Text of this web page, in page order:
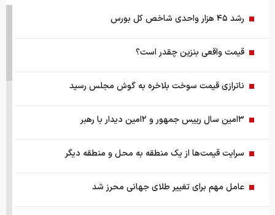
رشد ۴۵ هزار واحدی شاخص کل بورس
قیمت واقعی بنزین چقدر است؟
ناترازی قیمت سوخت بلاخره به گوش مجلس رسید
۳امین سال رییس جمهور و ۲امین دیدار با رهبر
سرایت قیمت‌ها از یک منطقه به محل و منطقه دیگر
عامل مهم برای تغییر طلای جهانی محرز شد